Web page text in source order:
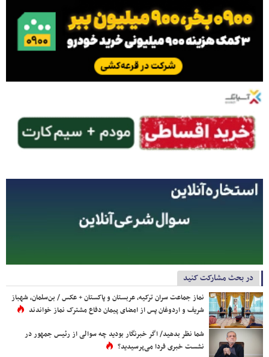
در بحث مشارکت کنید
نماز جماعت سران ترکیه، عربستان و پاکستان + عکس / بن‌سلمان، شهباز
شریف و اردوغان پس از امضای پیمان دفاع مشترک نماز خواندند
شما نظر بدهید/ اگر خبرنگار بودید چه سوالی از رئیس جمهور در
نشست خبری فردا می‌پرسیدید؟